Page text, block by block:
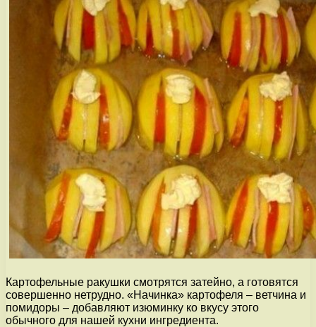
Картофельные ракушки смотрятся затейно, а готовятся
совершенно нетрудно. «Начинка» картофеля – ветчина и
помидоры – добавляют изюминку ко вкусу этого
обычного для нашей кухни ингредиента.